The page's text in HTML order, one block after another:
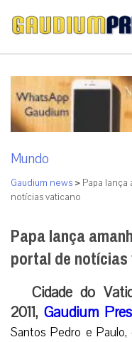
Mundo
Gaudium news > Papa
notícias vaticano
Papa lança
portal de
Cidade do
2011,Gaudium
Santos Pedro e